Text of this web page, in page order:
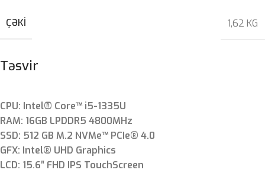
Təsvir
CPU: Intel® Core™ i5-1335U
RAM: 16GB LPDDR5 4800MHz
SSD: 512 GB M.2 NVMe™ PCIe® 4.0
GFX: Intel® UHD Graphics
LCD: 15.6″ FHD IPS TouchScreen
ÇƏKI 1,62 KG